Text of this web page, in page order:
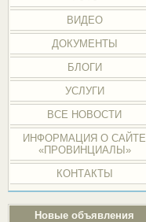
ВИДЕО
ДОКУМЕНТЫ
БЛОГИ
УСЛУГИ
ВСЕ НОВОСТИ
ИНФОРМАЦИЯ О САЙТЕ
«ПРОВИНЦИАЛЫ»
КОНТАКТЫ
Новые объявления